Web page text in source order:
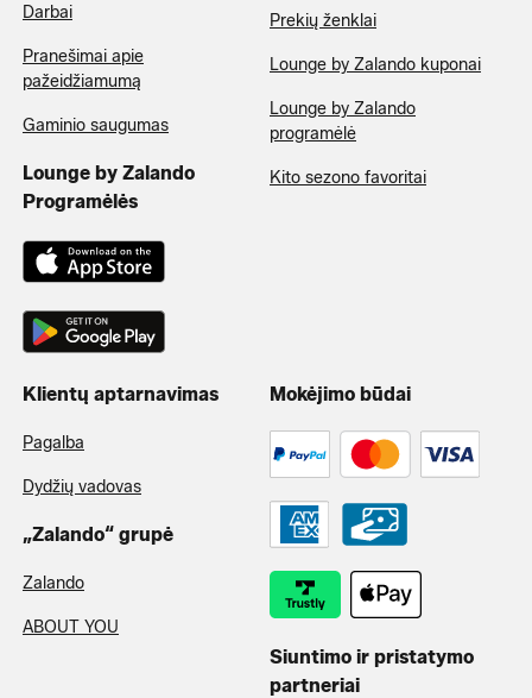
Darbai
Pranešimai apie
pažeidžiamumą
Gaminio saugumas
Lounge by Zalando
Programėlės
Prekių ženklai
Lounge by Zalando kuponai
Lounge by Zalando
programėlė
Kito sezono favoritai
Klientų aptarnavimas
Pagalba
Dydžių vadovas
„Zalando“ grupė
Zalando
ABOUT YOU
Mokėjimo būdai
Siuntimo ir pristatymo
partneriai